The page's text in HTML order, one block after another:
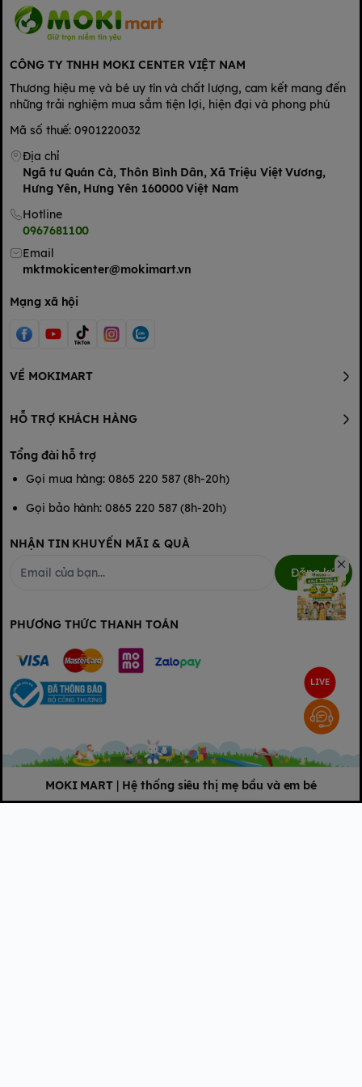
-> Sử dụng một vài giọt mỗi lần để món ăn của bé thêm phần
thơm ngon, dễ ăn.
Lưu ý: Sử dụng theo khẩu phần và nhu cầu ăn dặm của bé.
Đảm bảo không cho bé ăn quá nhiều gia vị trong mỗi bữa ăn.
Hạn sử dụng: 1 năm kể từ ngày sản xuất
Cách bảo quản: Bảo quản sản phẩm nơi khô ráo, thoáng mát,
tránh ánh nắng trực tiếp. Sau khi mở nắp, vui lòng đậy kín để
CÔNG TY TNHH MOKI CENTER VIỆT NAM
Thương hiệu mẹ và bé uy tín và chất lượng, cam kết mang đến
những trải nghiệm mua sắm tiện lợi, hiện đại và phong phú
Mã số thuế: 0901220032
Địa chỉ
Ngã tư Quán Cà, Thôn Bình Dân, Xã Triệu Việt Vương,
Hưng Yên, Hưng Yên 160000 Việt Nam
Hotline
0967681100
Email
mktmokicenter@mokimart.vn
Mạng xã hội
VỀ MOKIMART
HỖ TRỢ KHÁCH HÀNG
Tổng đài hỗ trợ
Gọi mua hàng: 0865 220 587 (8h-20h)
Gọi bảo hành: 0865 220 587 (8h-20h)
NHẬN TIN KHUYẾN MÃI & QUÀ
Đăng ký
PHƯƠNG THỨC THANH TOÁN
MOKI MART | Hệ thống siêu thị mẹ bầu và em bé
LIVE